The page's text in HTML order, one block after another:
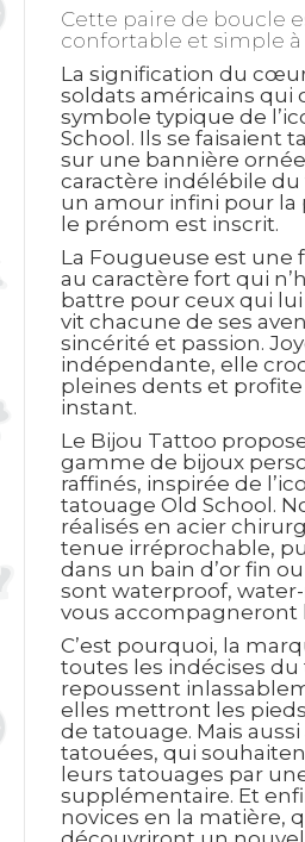
Cette paire de boucle
confortable et simple
La signification du
soldats américains qui
symbole typique de
School. Ils se faisaient
sur une bannière
caractère indélébile
un amour infini pour
le prénom est inscrit.
La Fougueuse est une
au caractère fort qui
battre pour ceux qui lui
vit chacune de ses
sincérité et passion.
indépendante, elle
pleines dents et
instant.
Le Bijou Tattoo
gamme de bijoux
raffinés, inspirée de
tatouage Old School.
réalisés en acier
tenue irréprochable,
dans un bain d’or fin
sont waterproof,
vous accompagneront
C’est pourquoi, la
toutes les indécises
repoussent
elles mettront les
de tatouage. Mais aussi
tatouées, qui
leurs tatouages par
supplémentaire. Et
novices en la matière,